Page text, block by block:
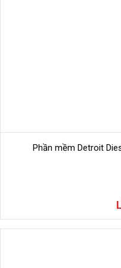
Hình 2: Phần mềm
Phần mềm Detroit